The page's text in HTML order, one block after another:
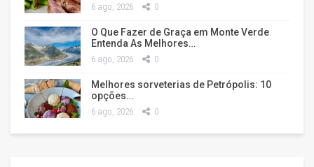
6 ago, 2026 0
O Que Fazer de Graça em Monte Verde
Entenda As Melhores…
6 ago, 2026 0
Melhores sorveterias de Petrópolis: 10
opções…
6 ago, 2026 0